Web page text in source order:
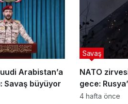
Arabistan’a
Savaş büyüyor
NATO
gece:
saldırılar
Savaş
4 hafta önce